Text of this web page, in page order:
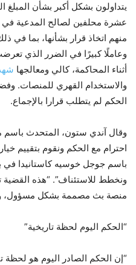
يتداولون بشكل أكبر بشأن
عشرة محلفين لصالح المدعية
منهم اتخاذ قرار بشأنها، بما في
وعاملًا كبيرًا في الضرر الذي
أثناء المحاكمة، كالي ومعالجها
والاستخدام القهري للمنصات.
الحكم لم يتطلب قرارا بالإجماع.
وقال آندي ستون، المتحدث باسم
احترام مع الحكم ونقوم بتقييم
باسم جوجل خوسيه كاستانيدا في
منصة بث مصممة بشكل مسؤول،
“الحكم اليوم لحظة تاريخية”
“إن الحكم الصادر اليوم هو لحظة